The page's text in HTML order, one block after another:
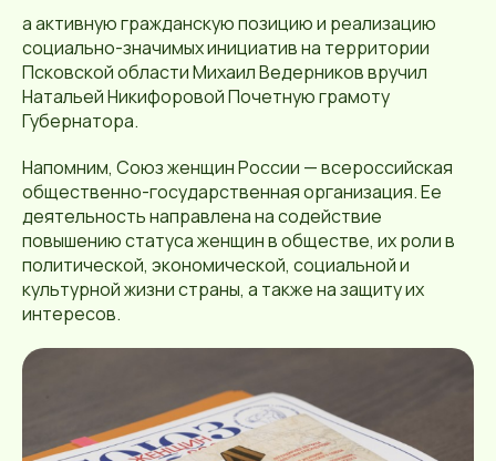
а активную гражданскую позицию и реализацию
социально-значимых инициатив на территории
Псковской области Михаил Ведерников вручил
Натальей Никифоровой Почетную грамоту
Губернатора.
Напомним, Союз женщин России — всероссийская
общественно-государственная организация. Ее
деятельность направлена на содействие
повышению статуса женщин в обществе, их роли в
политической, экономической, социальной и
культурной жизни страны, а также на защиту их
интересов.